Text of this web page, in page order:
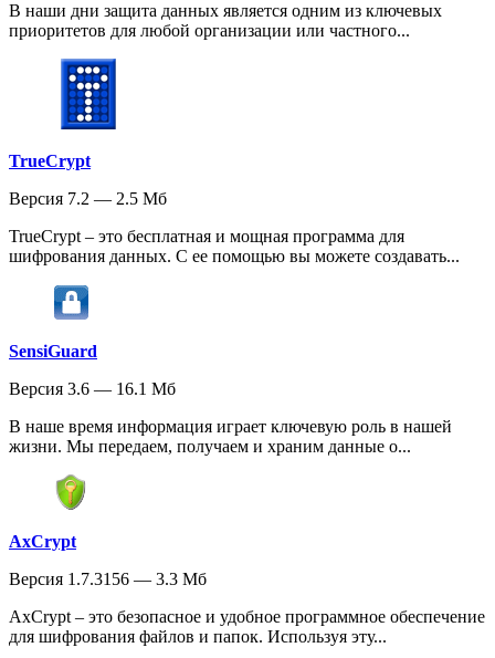
В наши дни защита данных является одним из ключевых
приоритетов для любой организации или частного...
TrueCrypt
Версия 7.2 — 2.5 Мб
TrueCrypt – это бесплатная и мощная программа для
шифрования данных. С ее помощью вы можете создавать...
SensiGuard
Версия 3.6 — 16.1 Мб
В наше время информация играет ключевую роль в нашей
жизни. Мы передаем, получаем и храним данные о...
AxCrypt
Версия 1.7.3156 — 3.3 Мб
AxCrypt – это безопасное и удобное программное обеспечение
для шифрования файлов и папок. Используя эту...